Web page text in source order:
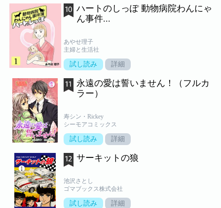
ハートのしっぽ 動物病院わんにゃ
ん事件...
あやせ理子
主婦と生活社
試し読み 詳細
永遠の愛は誓いません！（フルカ
ラー）
寿シン・Rickey
シーモアコミックス
試し読み 詳細
サーキットの狼
池沢さとし
ゴマブックス株式会社
試し読み 詳細